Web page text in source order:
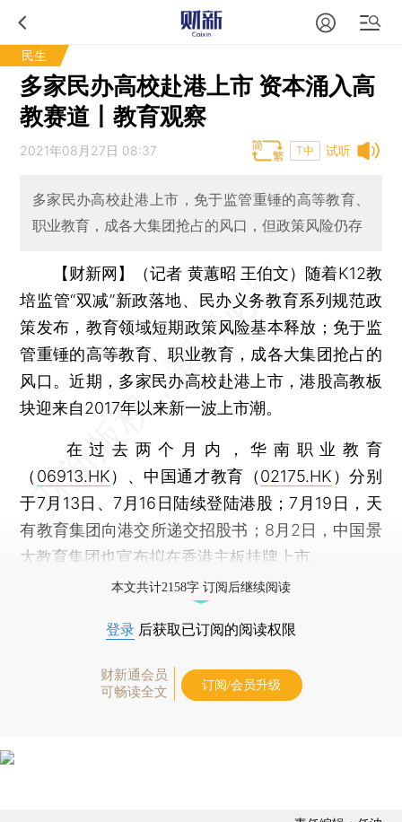
民生
多家民办高校赴港上市 资本涌入高
教赛道丨教育观察
试听
2021年08月27日 08:37 T中
多家民办高校赴港上市，免于监管重锤的高等教育、
职业教育，成各大集团抢占的风口，但政策风险仍存
【财新网】（记者 黄蕙昭 王伯文） 随着K12教
培监管“双减”新政落地、民办义务教育系列规范政
策发布，教育领域短期政策风险基本释放；免于监
管重锤的高等教育、职业教育，成各大集团抢占的
风口。近期，多家民办高校赴港上市，港股高教板
块迎来自2017年以来新一波上市潮。
在过去两个月内，华南职业教育
（ 06913.HK）、中国通才教育（02175.HK ）分别
于7月13日、7月16日陆续登陆港股；7月19日，天
有教育集团向港交所递交招股书；8月2日，中国景
大教育集团也宣布拟在香港主板挂牌上市。
本文共计2158字 订阅后继续阅读
登录 后获取已订阅的阅读权限
财新通会员
可畅读全文
订阅/会员升级